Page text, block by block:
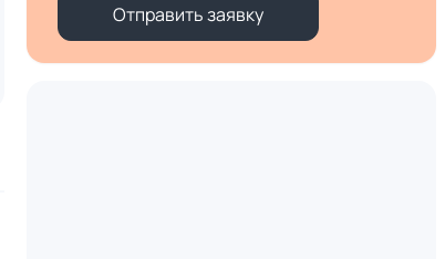
Отправить заявку